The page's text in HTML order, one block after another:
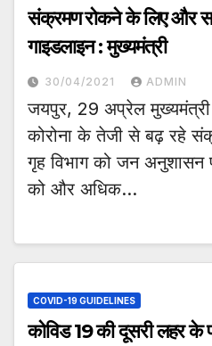
संक्रमण रोकने के लिए और
गाइडलाइन : मुख्यमंत्री
30/04/2021 ADMIN
जयपुर, 29 अप्रेल
कोरोना के तेजी से बढ़ रहे
गृह विभाग को जन अनुशासन
को और अधिक…
COVID-19 GUIDELINES
कोविड 19 की दूसरी लहर के